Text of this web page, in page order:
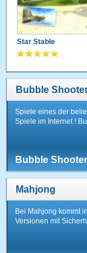
Star Stable
Bubble
Spiele eines der
Spiele im Internet !
Bubble Shooter
Mahjong
Bei Mahjong kommt
Versionen mit